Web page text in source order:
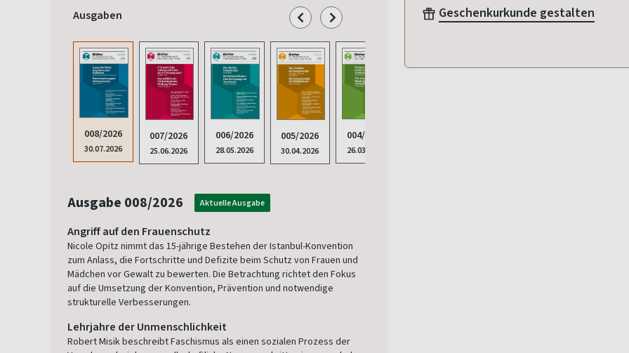
Ausgaben
008/2026
30.07.2026
007/2026
25.06.2026
006/2026
28.05.2026
005/2026
30.04.2026
004/2026
26.03.2026
Ausgabe 008/2026 Aktuelle Ausgabe
Angriff auf den Frauenschutz
Nicole Opitz nimmt das 15-jährige Bestehen der Istanbul-Konvention
zum Anlass, die Fortschritte und Defizite beim Schutz von Frauen und
Mädchen vor Gewalt zu bewerten. Die Betrachtung richtet den Fokus
auf die Umsetzung der Konvention, Prävention und notwendige
strukturelle Verbesserungen.
Lehrjahre der Unmenschlichkeit
Robert Misik beschreibt Faschismus als einen sozialen Prozess der
Geschenkurkunde gestalten